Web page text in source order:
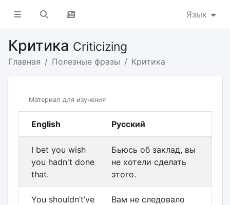
Язык
Критика Criticizing
Главная Полезные фразы Критика
Материал для изучения
English Русский
I bet you wish
you hadn't done
that.
Бьюсь об заклад, вы
не хотели сделать
этого.
You shouldn’t’ve
Вам не следовало